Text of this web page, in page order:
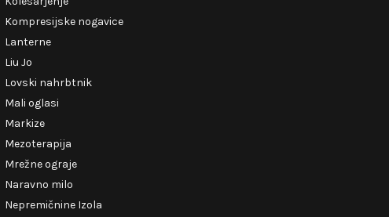
Kompresijske nogavice
Lanterne
Liu Jo
Lovski nahrbtnik
Mali oglasi
Markize
Mezoterapija
Mrežne ograje
Naravno milo
Nepremičnine Izola